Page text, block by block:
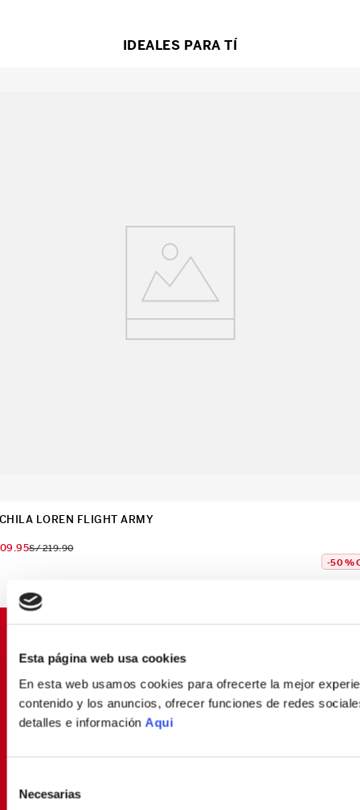
Esta página web usa cookies
En esta web usamos cookies para ofrecerte la mejor
contenido y los anuncios, ofrecer funciones de redes
detalles e información Aqui
Necesarias
IDEALES PARA TÍ
LOREN FLIGHT ARMY
.95S/219.90
-50 %
PROMOCIONES EXCLUSIVAS
Déjanos tu email y seras el primero en enterarte de
nuestras Ofertas